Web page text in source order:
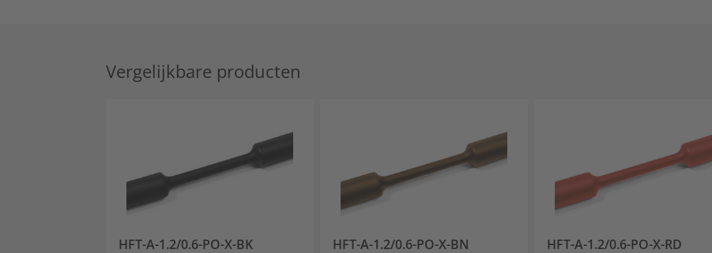
Vergelijkbare producten
HFT-A-1.2/0.6-PO-X-BK HFT-A-1.2/0.6-PO-X-BN HFT-A-1.2/0.6-PO-X-RD